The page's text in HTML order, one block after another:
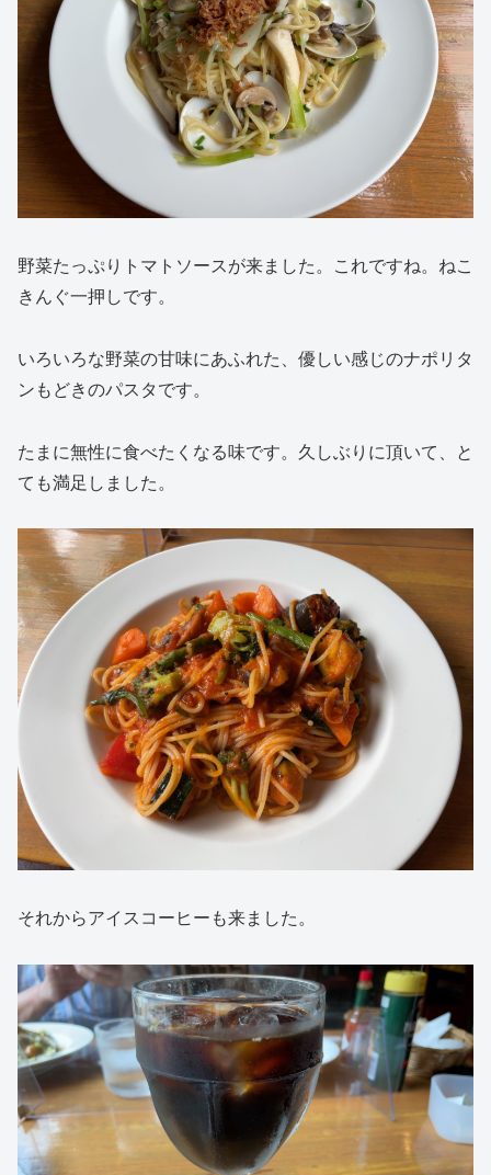
野菜たっぷりトマトソースが来ました。これですね。ねこ
きんぐ一押しです。
いろいろな野菜の甘味にあふれた、優しい感じのナポリタ
ンもどきのパスタです。
たまに無性に食べたくなる味です。久しぶりに頂いて、と
ても満足しました。
それからアイスコーヒーも来ました。